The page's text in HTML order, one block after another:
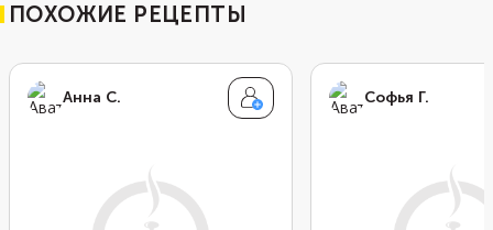
ПОХОЖИЕ РЕЦЕПТЫ
Анна С. Софья Г.